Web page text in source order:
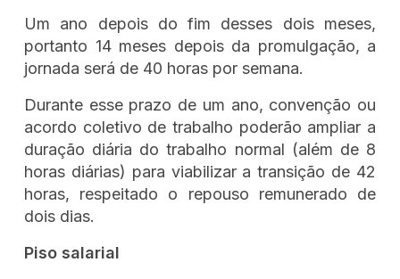
Um ano depois do fim desses dois meses,
portanto 14 meses depois da promulgação, a
jornada será de 40 horas por semana.
Durante esse prazo de um ano, convenção ou
acordo coletivo de trabalho poderão ampliar a
duração diária do trabalho normal (além de 8
horas diárias) para viabilizar a transição de 42
horas, respeitado o repouso remunerado de
dois dias.
Piso salarial